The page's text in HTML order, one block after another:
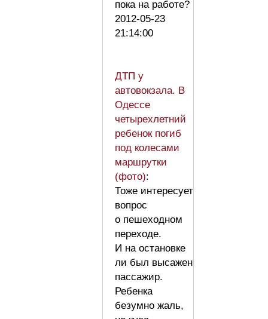
пока на работе?
2012-05-23
21:14:00
ДТП у
автовокзала. В
Одессе
четырехлетний
ребенок погиб
под колесами
маршрутки
(фото):
Тоже интересует
вопрос
о пешеходном
переходе.
И на остановке
ли был высажен
пассажир.
Ребенка
безумно жаль,